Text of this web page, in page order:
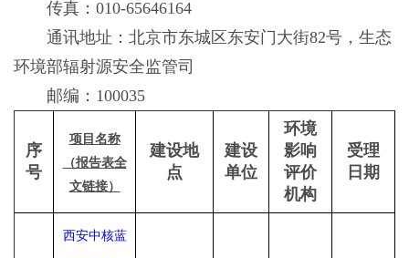
传真：010-65646164
通讯地址：北京市东城区东安门大街82号，生态
环境部辐射源安全监管司
邮编：100035
序
号
项目名称
（报告表全
文链接）
建设地
点
建设
单位
环境
影响
评价
机构
受理
日期
西安中核蓝